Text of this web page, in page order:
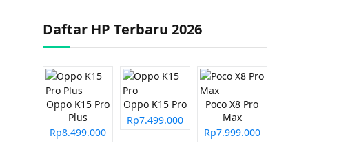
Daftar HP Terbaru 2026
Oppo K15 Pro
Plus
Rp8.499.000
Oppo K15 Pro
Rp7.499.000
Poco X8 Pro
Max
Rp7.999.000